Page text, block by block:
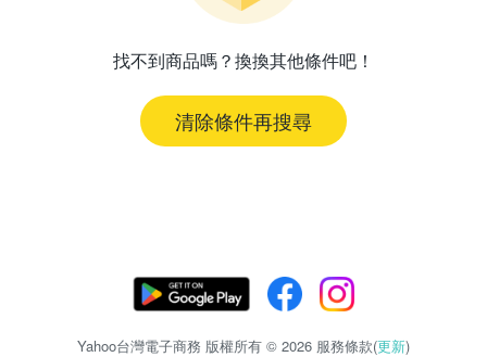
找不到商品嗎？換換其他條件吧！
清除條件再搜尋
Yahoo台灣電子商務 版權所有 © 2026 服務條款(更新)